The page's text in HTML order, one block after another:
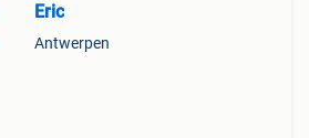
Eric
Antwerpen